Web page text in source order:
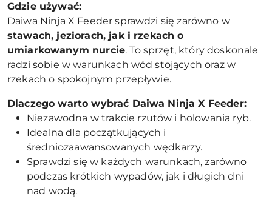
Gdzie używać:
Daiwa Ninja X Feeder sprawdzi się zarówno w
stawach, jeziorach, jak i rzekach o
umiarkowanym nurcie. To sprzęt, który doskonale
radzi sobie w warunkach wód stojących oraz w
rzekach o spokojnym przepływie.
Dlaczego warto wybrać Daiwa Ninja X Feeder:
Niezawodna w trakcie rzutów i holowania ryb.
Idealna dla początkujących i
średniozaawansowanych wędkarzy.
Sprawdzi się w każdych warunkach, zarówno
podczas krótkich wypadów, jak i długich dni
nad wodą.